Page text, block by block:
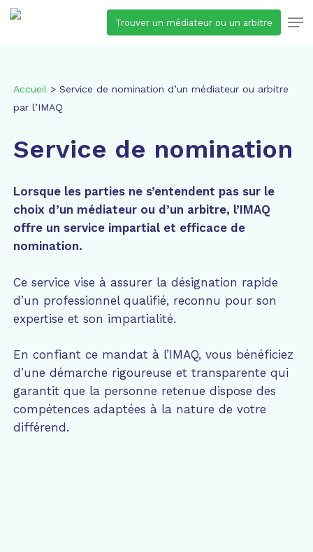
Skip
Trouver un médiateur ou un arbitre
Accueil > Service de nomination d’un médiateur ou arbitre
par l’IMAQ
Service de nomination
Lorsque les parties ne s’entendent pas sur le
choix d’un médiateur ou d’un arbitre, l’IMAQ
offre un service impartial et efficace de
nomination.
Ce service vise à assurer la désignation rapide
d’un professionnel qualifié, reconnu pour son
expertise et son impartialité.
En confiant ce mandat à l’IMAQ, vous bénéficiez
d’une démarche rigoureuse et transparente qui
garantit que la personne retenue dispose des
compétences adaptées à la nature de votre
différend.